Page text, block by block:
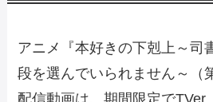
アニメ『本好きの下剋上～司
段を選んでいられません～（
配信動画は、期間限定でTVer